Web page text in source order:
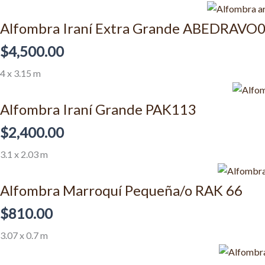
Alfombra Iraní Extra Grande
$4,500.00
4 x 3.15 m
Alfombra Iraní Grande PAK113
$2,400.00
3.1 x 2.03 m
Alfombra Marroquí Pequeña/o RAK 66
$810.00
3.07 x 0.7 m